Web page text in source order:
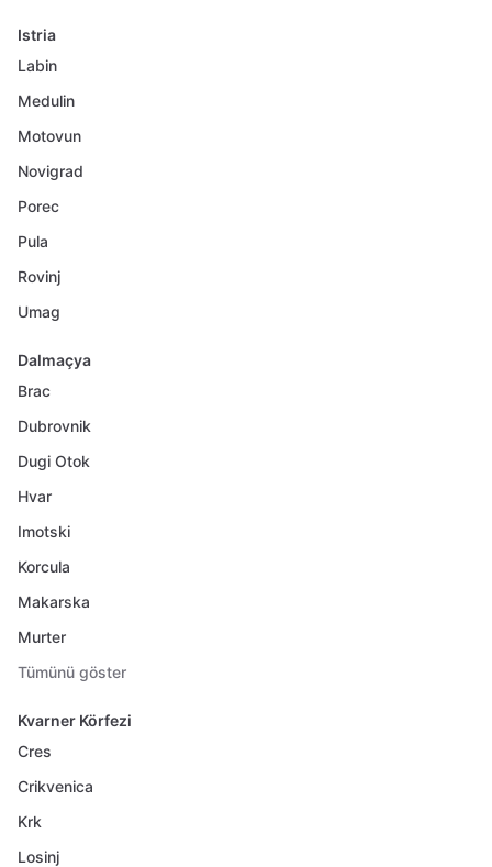
Istria
Labin
Medulin
Motovun
Novigrad
Porec
Pula
Rovinj
Umag
Dalmaçya
Brac
Dubrovnik
Dugi Otok
Hvar
Imotski
Korcula
Makarska
Murter
Tümünü göster
Kvarner Körfezi
Cres
Crikvenica
Krk
Losinj